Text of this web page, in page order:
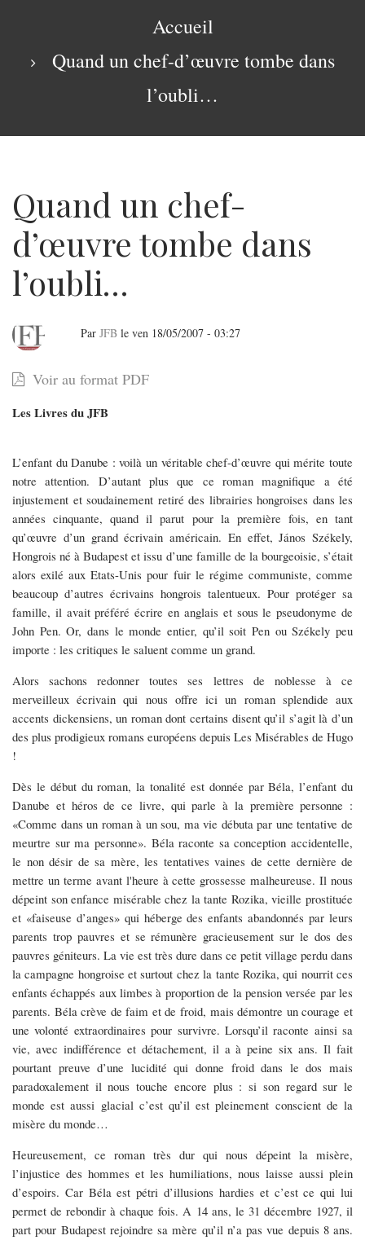
Accueil
Quand un chef-d’œuvre tombe dans
l’oubli…
Quand un chef-
d’œuvre tombe dans
l’oubli…
Quand
un
chef-
d’œuvre
tombe
dans
l’oubli…
Par JFB le ven 18/05/2007 - 03:27
Voir au format PDF
Les Livres du JFB
L’enfant du Danube : voilà un véritable chef-d’œuvre qui mérite toute
notre attention. D’autant plus que ce roman magnifique a été
injustement et soudainement retiré des librairies hongroises dans les
années cinquante, quand il parut pour la première fois, en tant
qu’œuvre d’un grand écrivain américain. En effet, János Székely,
Hongrois né à Budapest et issu d’une famille de la bourgeoisie, s’était
alors exilé aux Etats-Unis pour fuir le régime communiste, comme
beaucoup d’autres écrivains hongrois talentueux. Pour protéger sa
famille, il avait préféré écrire en anglais et sous le pseudonyme de
John Pen. Or, dans le monde entier, qu’il soit Pen ou Székely peu
importe : les critiques le saluent comme un grand.
Alors sachons redonner toutes ses lettres de noblesse à ce
merveilleux écrivain qui nous offre ici un roman splendide aux
accents dickensiens, un roman dont certains disent qu’il s’agit là d’un
des plus prodigieux romans européens depuis Les Misérables de Hugo
!
Dès le début du roman, la tonalité est donnée par Béla, l’enfant du
Danube et héros de ce livre, qui parle à la première personne :
«Comme dans un roman à un sou, ma vie débuta par une tentative de
meurtre sur ma personne». Béla raconte sa conception accidentelle,
le non désir de sa mère, les tentatives vaines de cette dernière de
mettre un terme avant l'heure à cette grossesse malheureuse. Il nous
dépeint son enfance misérable chez la tante Rozika, vieille prostituée
et «faiseuse d’anges» qui héberge des enfants abandonnés par leurs
parents trop pauvres et se rémunère gracieusement sur le dos des
pauvres géniteurs. La vie est très dure dans ce petit village perdu dans
la campagne hongroise et surtout chez la tante Rozika, qui nourrit ces
enfants échappés aux limbes à proportion de la pension versée par les
parents. Béla crève de faim et de froid, mais démontre un courage et
une volonté extraordinaires pour survivre. Lorsqu’il raconte ainsi sa
vie, avec indifférence et détachement, il a à peine six ans. Il fait
pourtant preuve d’une lucidité qui donne froid dans le dos mais
paradoxalement il nous touche encore plus : si son regard sur le
monde est aussi glacial c’est qu’il est pleinement conscient de la
misère du monde…
Heureusement, ce roman très dur qui nous dépeint la misère,
l’injustice des hommes et les humiliations, nous laisse aussi plein
d’espoirs. Car Béla est pétri d’illusions hardies et c’est ce qui lui
permet de rebondir à chaque fois. A 14 ans, le 31 décembre 1927, il
part pour Budapest rejoindre sa mère qu’il n’a pas vue depuis 8 ans.